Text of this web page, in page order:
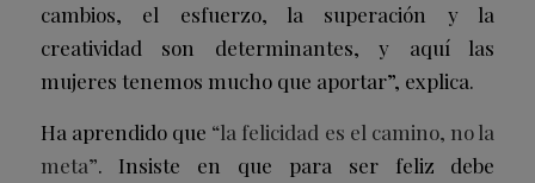
cambios, el esfuerzo, la superación y la
creatividad son determinantes, y aquí las
mujeres tenemos mucho que aportar”, explica.
Ha aprendido que “la felicidad es el camino, no la
meta”. Insiste en que para ser feliz debe